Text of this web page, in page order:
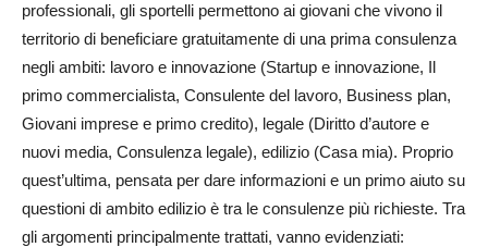
professionali, gli sportelli permettono ai giovani che vivono il
territorio di beneficiare gratuitamente di una prima consulenza
negli ambiti: lavoro e innovazione (Startup e innovazione, Il
primo commercialista, Consulente del lavoro, Business plan,
Giovani imprese e primo credito), legale (Diritto d’autore e
nuovi media, Consulenza legale), edilizio (Casa mia). Proprio
quest’ultima, pensata per dare informazioni e un primo aiuto su
questioni di ambito edilizio è tra le consulenze più richieste. Tra
gli argomenti principalmente trattati, vanno evidenziati: